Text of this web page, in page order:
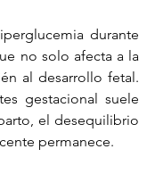
durante
no solo afecta a la
al desarrollo fetal.
gestacional suele
el desequilibrio
permanece.